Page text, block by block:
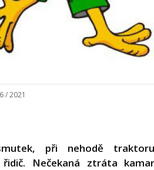
/ 2021
při nehodě
řidič. Nečekaná ztráta